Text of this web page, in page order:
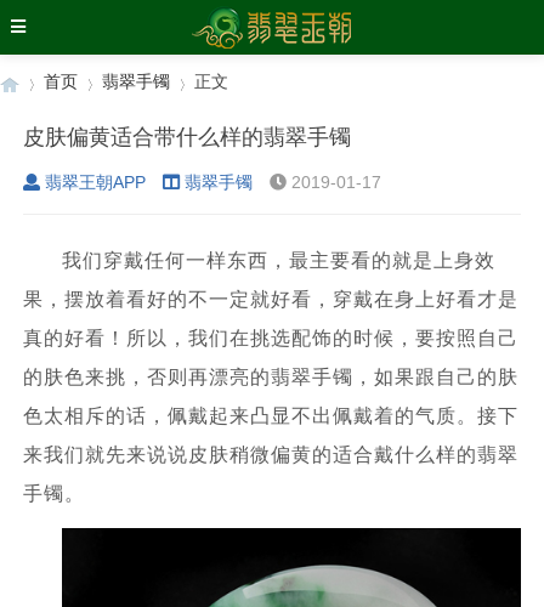
›
首页
›
翡翠手镯
›
正文
皮肤偏黄适合带什么样的翡翠手镯
翡翠王朝APP 翡翠手镯 2019-01-17
我们穿戴任何一样东西，最主要看的就是上身效
果，摆放着看好的不一定就好看，穿戴在身上好看才是
真的好看！所以，我们在挑选配饰的时候，要按照自己
的肤色来挑，否则再漂亮的翡翠手镯，如果跟自己的肤
色太相斥的话，佩戴起来凸显不出佩戴着的气质。接下
来我们就先来说说皮肤稍微偏黄的适合戴什么样的翡翠
手镯。